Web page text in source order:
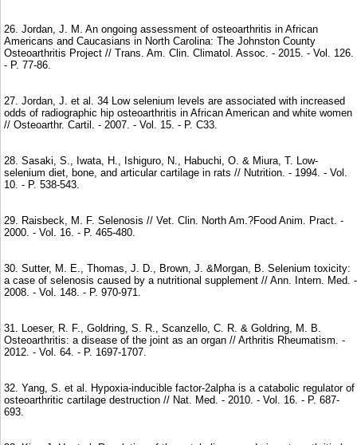
26. Jordan, J. M. An ongoing assessment of osteoarthritis in African
Americans and Caucasians in North Carolina: The Johnston County
Osteoarthritis Project // Trans. Am. Clin. Climatol. Assoc. - 2015. - Vol. 126.
- P. 77-86.
27. Jordan, J. et al. 34 Low selenium levels are associated with increased
odds of radiographic hip osteoarthritis in African American and white women
// Osteoarthr. Cartil. - 2007. - Vol. 15. - P. C33.
28. Sasaki, S., Iwata, H., Ishiguro, N., Habuchi, O. & Miura, T. Low-
selenium diet, bone, and articular cartilage in rats // Nutrition. - 1994. - Vol.
10. - P. 538-543.
29. Raisbeck, M. F. Selenosis // Vet. Clin. North Am.?Food Anim. Pract. -
2000. - Vol. 16. - P. 465-480.
30. Sutter, M. E., Thomas, J. D., Brown, J. &Morgan, B. Selenium toxicity:
a case of selenosis caused by a nutritional supplement // Ann. Intern. Med. -
2008. - Vol. 148. - P. 970-971.
31. Loeser, R. F., Goldring, S. R., Scanzello, C. R. & Goldring, M. B.
Osteoarthritis: a disease of the joint as an organ // Arthritis Rheumatism. -
2012. - Vol. 64. - P. 1697-1707.
32. Yang, S. et al. Hypoxia-inducible factor-2alpha is a catabolic regulator of
osteoarthritic cartilage destruction // Nat. Med. - 2010. - Vol. 16. - P. 687-
693.